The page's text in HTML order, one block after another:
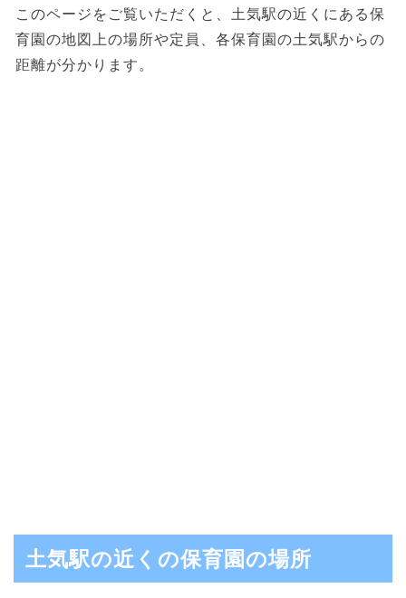
このページをご覧いただくと、土気駅の近くにある保
育園の地図上の場所や定員、各保育園の土気駅からの
距離が分かります。
土気駅の近くの保育園の場所